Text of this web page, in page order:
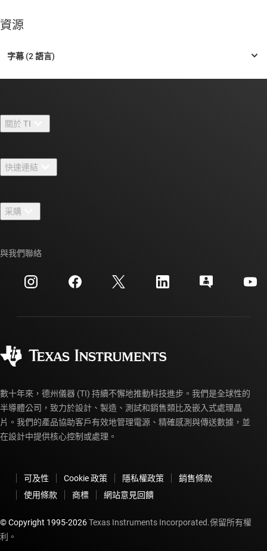
資源
關於 TI
人才招募
新聞室
活動
投資人關系
快速連結
TI E2E™ 設計支援論壇
交互參考搜索
客戶支援中心
myTI 帳戶常見問題解答
采購
訂購 FAQ
與我們聯絡
數十年來，德州儀器 (TI) 持續不懈地推動科技進步。我們是全球性的
半導體公司，致力於設計、製造、測試和銷售類比及嵌入式處理晶
片。我們的產品協助客戶有效地管理電源、精確感測與傳送數據，並
在設計中提供核心控制或處理。
可及性 Cookie 政策 隱私權政策
銷售條款
使用條款
商標 網站意見回饋
© Copyright 1995-2026Texas Instruments Incorporated.保留所有權
利。